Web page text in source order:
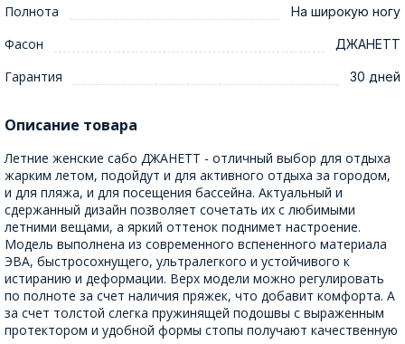
Полнота На широкую ногу
Фасон ДЖАНЕТТ
Гарантия 30 дней
Описание товара
Летние женские сабо ДЖАНЕТТ - отличный выбор для отдыха
жарким летом, подойдут и для активного отдыха за городом,
и для пляжа, и для посещения бассейна. Актуальный и
сдержанный дизайн позволяет сочетать их с любимыми
летними вещами, а яркий оттенок поднимет настроение.
Модель выполнена из современного вспененного материала
ЭВА, быстросохнущего, ультралегкого и устойчивого к
истиранию и деформации. Верх модели можно регулировать
по полноте за счет наличия пряжек, что добавит комфорта. А
за счет толстой слегка пружинящей подошвы с выраженным
протектором и удобной формы стопы получают качественную